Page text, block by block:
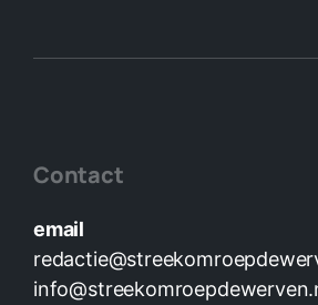
Contact
email